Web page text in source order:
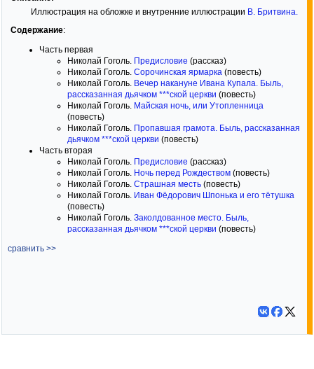
Иллюстрация на обложке и внутренние иллюстрации В. Бритвина.
Содержание:
Часть первая
Николай Гоголь. Предисловие (рассказ)
Николай Гоголь. Сорочинская ярмарка (повесть)
Николай Гоголь. Вечер накануне Ивана Купала. Быль,
рассказанная дьячком ***ской церкви (повесть)
Николай Гоголь. Майская ночь, или Утопленница
(повесть)
Николай Гоголь. Пропавшая грамота. Быль, рассказанная
дьячком ***ской церкви (повесть)
Часть вторая
Николай Гоголь. Предисловие (рассказ)
Николай Гоголь. Ночь перед Рождеством (повесть)
Николай Гоголь. Страшная месть (повесть)
Николай Гоголь. Иван Фёдорович Шпонька и его тётушка
(повесть)
Николай Гоголь. Заколдованное место. Быль,
рассказанная дьячком ***ской церкви (повесть)
сравнить >>